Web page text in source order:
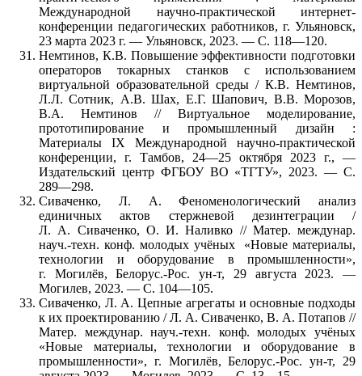
Международной научно-практической интернет-
конференции педагогических работников, г. Ульяновск,
23 марта 2023 г. — Ульяновск, 2023. — С. 118—120.
Немтинов, К.В. Повышение эффективности подготовки
операторов токарных станков с использованием
виртуальной образовательной среды / К.В. Немтинов,
Л.Л. Сотник, А.В. Шах, Е.Г. Шапович, В.В. Морозов,
В.А. Немтинов // Виртуальное моделирование,
прототипирование и промышленный дизайн :
Материалы IX Международной научно-практической
конференции, г. Тамбов, 24—25 октября 2023 г., —
Издательский центр ФГБОУ ВО «ТГТУ», 2023. — С.
289—298.
Сиваченко, Л. А. Феноменологический анализ
единичных актов стержневой дезинтеграции /
Л. А. Сиваченко, О. И. Наливко // Матер. междунар.
науч.-техн. конф. молодых учёных «Новые материалы,
технологии и оборудование в промышленности»,
г. Могилёв, Белорус.-Рос. ун-т, 29 августа 2023. —
Могилев, 2023. — С. 104—105.
Сиваченко, Л. А. Цепные агрегаты и основные подходы
к их проектированию / Л. А. Сиваченко, В. А. Потапов //
Матер. междунар. науч.-техн. конф. молодых учёных
«Новые материалы, технологии и оборудование в
промышленности», г. Могилёв, Белорус.-Рос. ун-т, 29